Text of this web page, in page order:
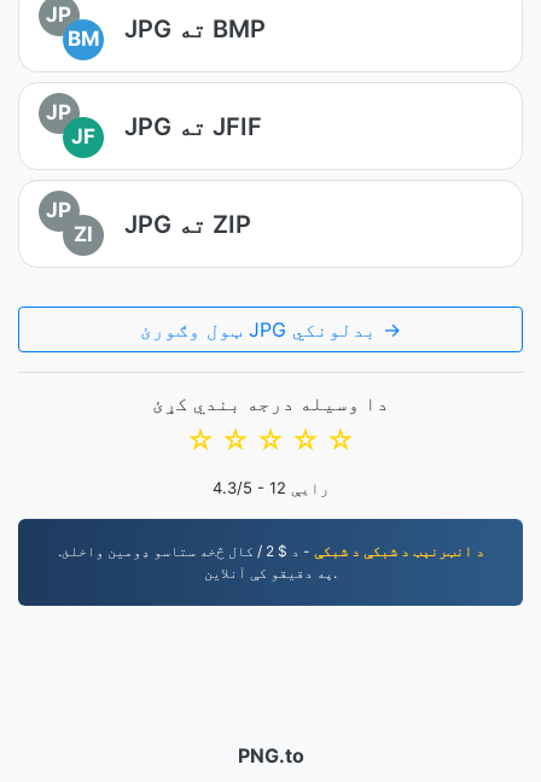
JP
BM
JPG ته BMP
JP
JF
JPG ته JFIF
JP
ZI
JPG ته ZIP
ټول وګورئ JPG بدلونکي →
دا وسیله درجه بندي کړئ
☆
☆
☆
☆
☆
4.3/5 - 12 رایې
د انټرنېټ د شبکې د شبکې
- د $ 2 / کال څخه ستاسو ډومین واخلئ.
په دقیقو کې آنلاین.
PNG.to